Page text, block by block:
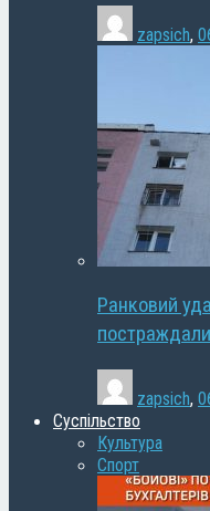
zapsich,
Ранковий
zapsich,
Суспільство
Культура
Спорт